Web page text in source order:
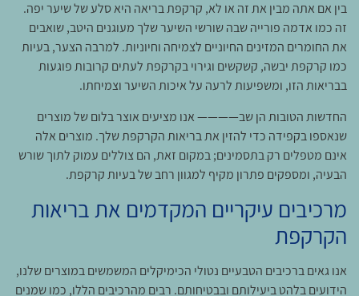
בין אם אתה מבין את זה או לא, קרקפת בריאה היא סלע של שיער יפה.
זה כמו אדמה פורייה שבה שורשי השיער שלך מעוגנים היטב, שואבים
את החומרים המזינים החיוניים לצמיחה וחיוניות. למרבה הצער, בעיות
כמו קרקפת יבשה, קשקשים וגירוי בקרקפת לעתים קרובות פוגעות
בבריאות הזו, ומשפיעות לרעה על איכות השיער וצמיחתו.
החדשות הטובות הן שב———— אנו מציעים אוצר בלום של מוצרים
שנאספו בקפידה כדי להזין את בריאות הקרקפת שלך. מוצרים אלה
אינם מטפלים רק בתסמינים; במקום זאת, הם צוללים עמוק לתוך שורש
הבעיה, ומספקים פתרון מקיף למגוון רחב של בעיות קרקפת.
מרכיבים עיקריים המקדמים את בריאות
הקרקפת
אנו גאים ברכיבים הטבעיים נטולי הכימיקלים המשמשים במוצרים שלנו,
הידועים בלהט ביעילותם ובבטיחותם. רבים מהרכיבים הללו, כמו שמנים